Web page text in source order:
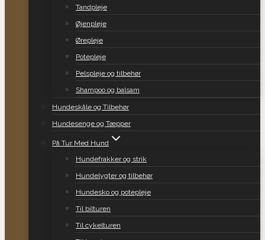
Tandpleje
Øjenpleje
Ørepleje
Potepleje
Pelspleje og tilbehør
Shampoo og balsam
Hundeskåle og Tilbehør
Hundesenge og Tæpper
På Tur Med Hund
Hundefrakker og strik
Hundelygter og tilbehør
Hundesko og potepleje
Til bilturen
Til cykelturen